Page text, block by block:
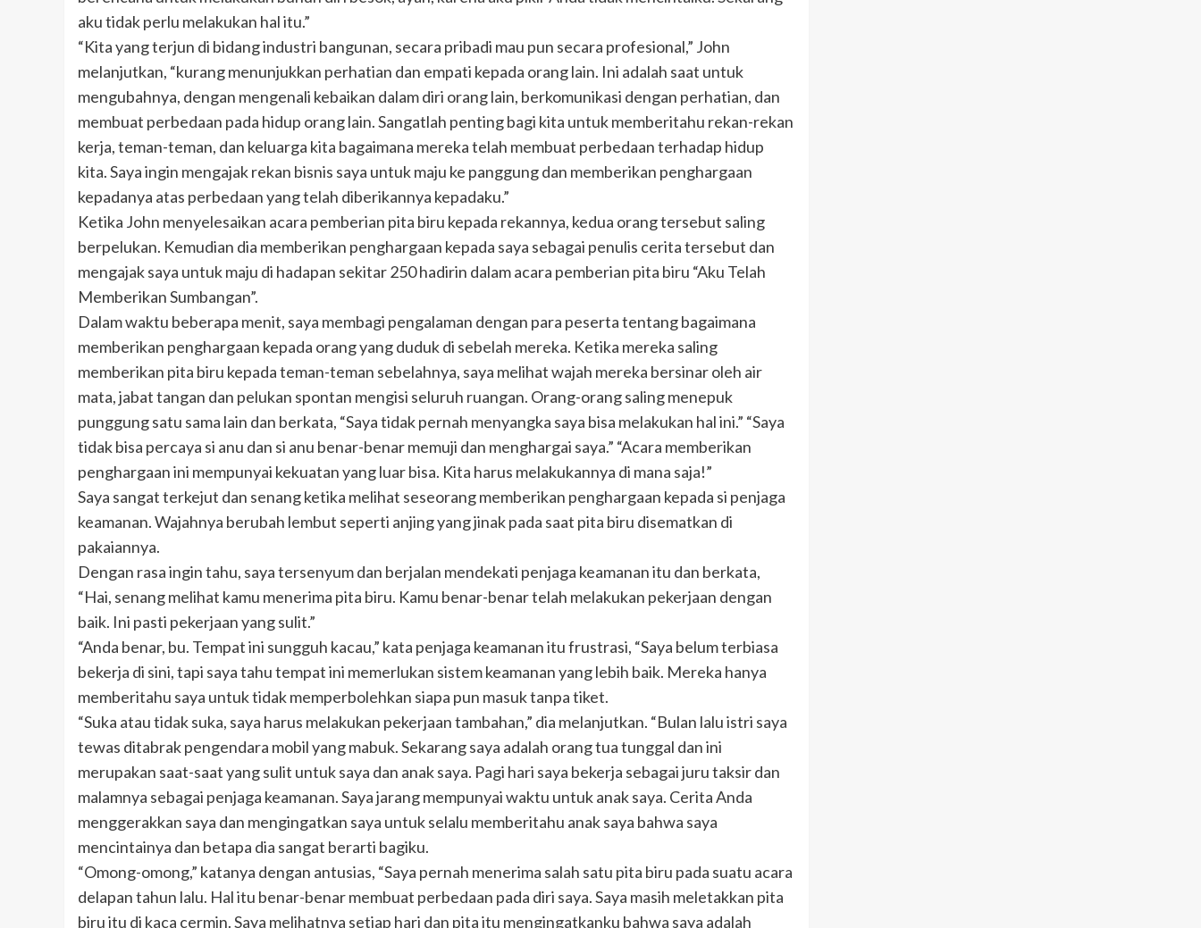
aku tidak perlu melakukan hal itu.”
“Kita yang terjun di bidang industri bangunan, secara pribadi mau pun secara profesional,” John
melanjutkan, “kurang menunjukkan perhatian dan empati kepada orang lain. Ini adalah saat untuk
mengubahnya, dengan mengenali kebaikan dalam diri orang lain, berkomunikasi dengan perhatian, dan
membuat perbedaan pada hidup orang lain. Sangatlah penting bagi kita untuk memberitahu rekan-rekan
kerja, teman-teman, dan keluarga kita bagaimana mereka telah membuat perbedaan terhadap hidup
kita. Saya ingin mengajak rekan bisnis saya untuk maju ke panggung dan memberikan penghargaan
kepadanya atas perbedaan yang telah diberikannya kepadaku.”
Ketika John menyelesaikan acara pemberian pita biru kepada rekannya, kedua orang tersebut saling
berpelukan. Kemudian dia memberikan penghargaan kepada saya sebagai penulis cerita tersebut dan
mengajak saya untuk maju di hadapan sekitar 250 hadirin dalam acara pemberian pita biru “Aku Telah
Memberikan Sumbangan”.
Dalam waktu beberapa menit, saya membagi pengalaman dengan para peserta tentang bagaimana
memberikan penghargaan kepada orang yang duduk di sebelah mereka. Ketika mereka saling
memberikan pita biru kepada teman-teman sebelahnya, saya melihat wajah mereka bersinar oleh air
mata, jabat tangan dan pelukan spontan mengisi seluruh ruangan. Orang-orang saling menepuk
punggung satu sama lain dan berkata, “Saya tidak pernah menyangka saya bisa melakukan hal ini.” “Saya
tidak bisa percaya si anu dan si anu benar-benar memuji dan menghargai saya.” “Acara memberikan
penghargaan ini mempunyai kekuatan yang luar bisa. Kita harus melakukannya di mana saja!”
Saya sangat terkejut dan senang ketika melihat seseorang memberikan penghargaan kepada si penjaga
keamanan. Wajahnya berubah lembut seperti anjing yang jinak pada saat pita biru disematkan di
pakaiannya.
Dengan rasa ingin tahu, saya tersenyum dan berjalan mendekati penjaga keamanan itu dan berkata,
“Hai, senang melihat kamu menerima pita biru. Kamu benar-benar telah melakukan pekerjaan dengan
baik. Ini pasti pekerjaan yang sulit.”
“Anda benar, bu. Tempat ini sungguh kacau,” kata penjaga keamanan itu frustrasi, “Saya belum terbiasa
bekerja di sini, tapi saya tahu tempat ini memerlukan sistem keamanan yang lebih baik. Mereka hanya
memberitahu saya untuk tidak memperbolehkan siapa pun masuk tanpa tiket.
“Suka atau tidak suka, saya harus melakukan pekerjaan tambahan,” dia melanjutkan. “Bulan lalu istri saya
tewas ditabrak pengendara mobil yang mabuk. Sekarang saya adalah orang tua tunggal dan ini
merupakan saat-saat yang sulit untuk saya dan anak saya. Pagi hari saya bekerja sebagai juru taksir dan
malamnya sebagai penjaga keamanan. Saya jarang mempunyai waktu untuk anak saya. Cerita Anda
menggerakkan saya dan mengingatkan saya untuk selalu memberitahu anak saya bahwa saya
mencintainya dan betapa dia sangat berarti bagiku.
“Omong-omong,” katanya dengan antusias, “Saya pernah menerima salah satu pita biru pada suatu acara
delapan tahun lalu. Hal itu benar-benar membuat perbedaan pada diri saya. Saya masih meletakkan pita
biru itu di kaca cermin. Saya melihatnya setiap hari dan pita itu mengingatkanku bahwa saya adalah